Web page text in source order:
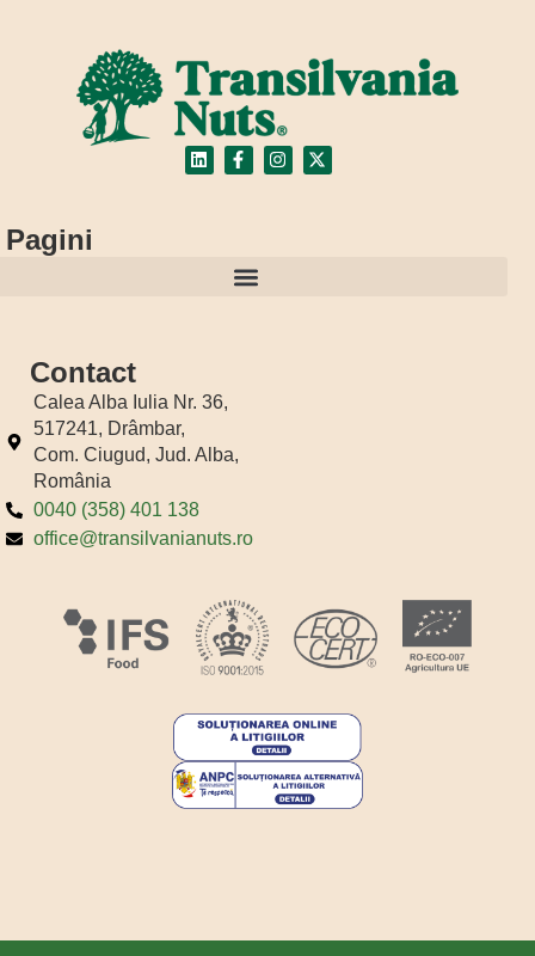
Pagini
Contact
Calea Alba Iulia Nr. 36,
517241, Drâmbar,
Com. Ciugud, Jud. Alba,
România
0040 (358) 401 138
office@transilvanianuts.ro